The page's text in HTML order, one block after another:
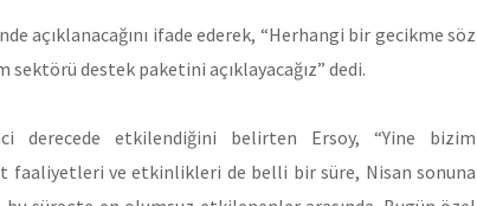
açıklanacağını ifade ederek, “Herhangi bir gecikme söz
destek paketini açıklayacağız” dedi.
derecede etkilendiğini belirten Ersoy, “Yine bizim
faaliyetleri ve etkinlikleri de belli bir süre, Nisan sonuna